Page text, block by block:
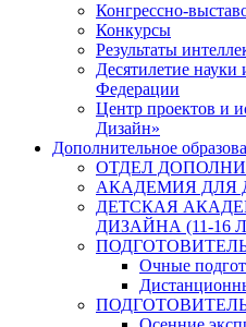
Конгрессно-
Конкурсы
Результаты
Десятилетие науки
Федерации
Центр проектов и
Дизайн»
Дополнительное
ОТДЕЛ
АКАДЕМИЯ ДЛЯ
ДЕТСКАЯ
ДИЗАЙНА (11-16
Очные